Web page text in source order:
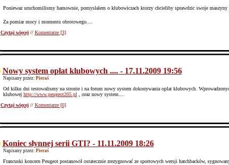
Poniewaz uruchomilismy hamownie, pomyslalem o klubowiczach ktorzy chcieliby sprawdzic swoje maszyny
Za pomiar mocy i momentu obrotowego....
Czytaj więcej // Komentarze [3]
Nowy system opłat klubowych .... - 17.11.2009 19:56
Napisany przez: Pieraś
Od kilku dni testowalismy na stronie i na forum nowy system dokonywania oplat klubowych.
klubowej http://www.peugeot205.pl , oraz nowy system....
Czytaj więcej // Komentarze [0]
Koniec słynnej serii GTI? - 11.11.2009 18:26
Napisany przez: Pieraś
Francuski koncern Peugeot postanowił ostatecznie zrezygnować ze sportowych wersji hatchbacków,